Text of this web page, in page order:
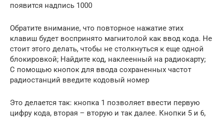
появится надпись 1000
Обратите внимание, что повторное нажатие этих
клавиш будет воспринято магнитолой как ввод кода. Не
стоит этого делать, чтобы не столкнуться к еще одной
блокировкой; Найдите код, наклеенный на радиокарту;
С помощью кнопок для ввода сохраненных частот
радиостанций введите кодовый номер
Это делается так: кнопка 1 позволяет ввести первую
цифру кода, вторая – вторую и так далее. Кнопки 5 и 6,